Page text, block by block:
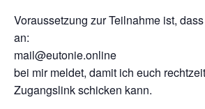
Voraussetzung zur Teilnahme ist,
an:
mail@eutonie.online
bei mir meldet, damit ich euch
Zugangslink schicken kann.